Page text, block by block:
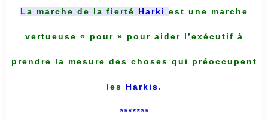
La marche de la fierté Harki est une marche
vertueuse « pour » pour aider l’exécutif à
prendre la mesure des choses qui préoccupent
les Harkis.
*******